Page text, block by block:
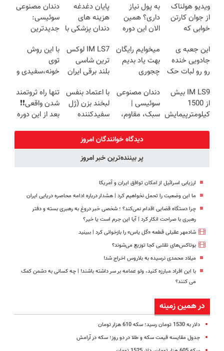
ویدیو هولناک
از جوان کارتن
خوابی که
آموزش رایگان
به پول نیاز
داری؟ همین
الان این دوره
شرکت کن تا
دیر نشده!
پایان دغدغه
هزینه های
دندان پزشکی با
کننده خانگی
دندان مصنوعی
سوئیسی:
جدیدترین
سبک و مقاوم |
پرداخت قسطی
این جعبه ی
جادویی خنده
رو رو لبات حک
خرید40%تخفیف
میخوایم رایگان
بهت یاد بدیم
چجوری
نداری امتحانش
مجانیه
IM LS7 لوکس
ترین شاسی
بلند برقی ایران
با این روش
توی
خونه،سفیدی و
برگردون
(40%off)
IM LS9 بیش
از 1500
کیلومترپیمایش
دندان مصنوعی
سوئیسی |
سبک، مقاوم،
رایگان+پرداخت
اقساطی😍
با اعتماد بنفس
لبخند بزن (ژل
سفیدکننده
تنها راه ثروتمند
شدن واقعی❗❗
بعد از این دوره
دیدگاه خوانندگان امروز
پر بیننده‌ترین خبر امروز
ارزیابی اسرائیل از امکان توافق ایران و آمریکا
ما این وضعیت را تحمل نخواهیم کرد | هشدار درباره ادامه محاصره دریایی ایران
چرا دستگاه قضایی اقدام نمی‌کند؟ ؛ شخصی خبر دروغ به رهبری بسته و دفتر
رهبری با صراحت انکار کرد | آیا این جرم است یا خیر؟
شادمهر عقیلی قطعه «گل یاس» را بازخوانی کرد | ببینید
بوتاکس‌های تقلبی کجا توزیع می‌شوند؟
میلاد محمدی نرسیده به بلاروس اخراج شد!
با این افراد مبارزه کنید، ولو عمامه بر سر داشته باشند! | چه کسانی به دشمن کمک
می کنند؟
در همین زمینه
دلار به 1530 تومان رسید؛ سکه 610 هزار تومان
جدول مقایسه قیمت سکه و طلا در دو روز؛‌ سکه در آرامش